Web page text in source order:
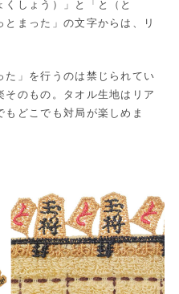
しょう）」と「と（と
まった」の文字からは、リ
た」を行うのは禁じられてい
のもの。タオル生地はリア
どこでも対局が楽しめま